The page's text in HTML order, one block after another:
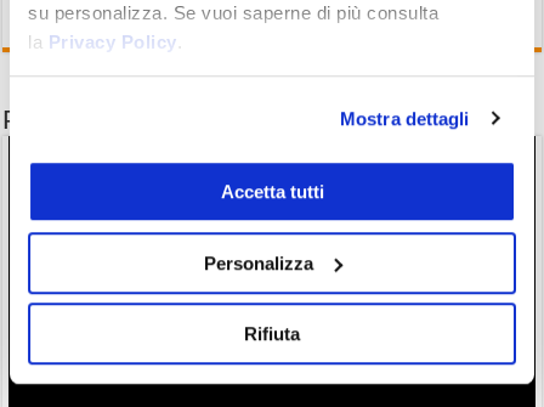
su personalizza. Se vuoi saperne di più consulta
la Privacy Policy.
Mostra dettagli
Accetta tutti
Personalizza
Rifiuta
Potrebbe interessarti anche